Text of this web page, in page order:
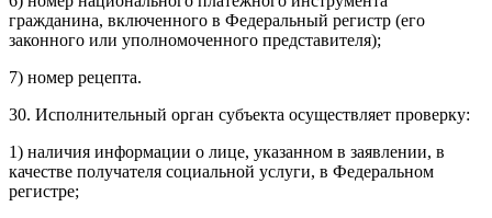
гражданина, включенного в Федеральный регистр (его
законного или уполномоченного представителя);
7) номер рецепта.
30. Исполнительный орган субъекта осуществляет проверку:
1) наличия информации о лице, указанном в заявлении, в
качестве получателя социальной услуги, в Федеральном
регистре;